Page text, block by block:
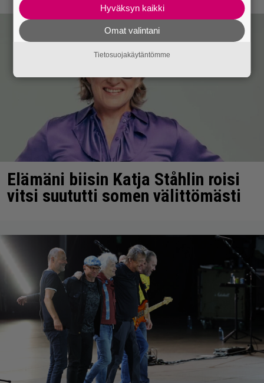
Elämäni biisin Katja Ståhlin roisi
vitsi suututti somen välittömästi
Hyväksyn kaikki
Omat valintani
Tietosuojakäytäntömme